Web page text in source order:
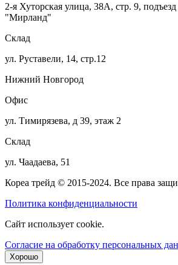
2-я Хуторская улица, 38А, стр. 9,
"Мирланд"
Склад
ул. Руставели, 14, стр.12
Нижний Новгород
Офис
ул. Тимирязева, д 39, этаж 2
Склад
ул. Чаадаева, 51
Кореа трейд © 2015-2024. Все права
Политика конфиденциальности
Сайт использует cookie.
Согласие на обработку персональных
Хорошо